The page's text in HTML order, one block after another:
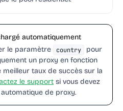
automatiquement
le paramètre
country
pour
un proxy en fonction
meilleur taux de succès sur la
le support si vous devez
de proxy.